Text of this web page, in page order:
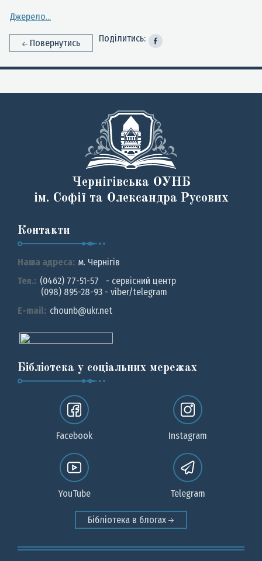
Джерело...
Повернутись Поділитись:
Чернігівська ОУНБ
ім. Софії та Олександра Русових
Контакти
Наша адреса: м. Чернiгiв
Тел.: (0462) 77-51-57 - сервісний центр
(098) 895-28-93 - viber/telegram
E-mail: chounb@ukr.net
Бібліотека у соціальних мережах
Facebook Instagram
YouTube Telegram
Бібліотека в блогах